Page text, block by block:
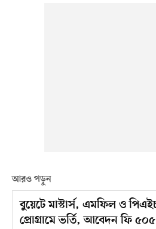
আরও পড়ুন
বুয়েটে মাস্টার্স, এমফিল ও
প্রোগ্রামে ভর্তি, আবেদন ফি ৫০৫